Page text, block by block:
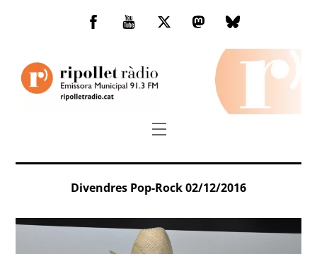
Facebook
You
TwitterMastodonBluesky
Menu
Divendres Pop-Rock 02/12/2016